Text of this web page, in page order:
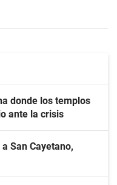
donde los templos
ante la crisis
San Cayetano,